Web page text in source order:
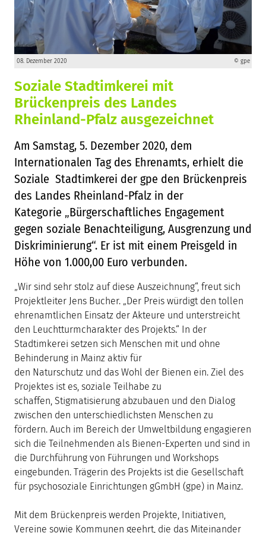
08. Dezember 2020 © gpe
Soziale Stadtimkerei mit
Brückenpreis des Landes
Rheinland-Pfalz ausgezeichnet
Am Samstag, 5. Dezember 2020, dem
Internationalen Tag des Ehrenamts, erhielt die
Soziale Stadtimkerei der gpe den Brückenpreis
des Landes Rheinland-Pfalz in der
Kategorie „Bürgerschaftliches Engagement
gegen soziale Benachteiligung, Ausgrenzung und
Diskriminierung“. Er ist mit einem Preisgeld in
Höhe von 1.000,00 Euro verbunden.
„Wir sind sehr stolz auf diese Auszeichnung“, freut sich
Projektleiter Jens Bucher. „Der Preis würdigt den tollen
ehrenamtlichen Einsatz der Akteure und unterstreicht
den Leuchtturmcharakter des Projekts.“ In der
Stadtimkerei setzen sich Menschen mit und ohne
Behinderung in Mainz aktiv für
den Naturschutz und das Wohl der Bienen ein. Ziel des
Projektes ist es, soziale Teilhabe zu
schaffen, Stigmatisierung abzubauen und den Dialog
zwischen den unterschiedlichsten Menschen zu
fördern. Auch im Bereich der Umweltbildung engagieren
sich die Teilnehmenden als Bienen-Experten und sind in
die Durchführung von Führungen und Workshops
eingebunden. Trägerin des Projekts ist die Gesellschaft
für psychosoziale Einrichtungen gGmbH (gpe) in Mainz.
Mit dem Brückenpreis werden Projekte, Initiativen,
Vereine sowie Kommunen geehrt, die das Miteinander